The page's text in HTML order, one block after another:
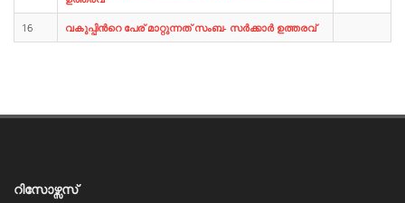
16 വകുപ്പിന്‍റെ പേര് മാറ്റുന്നത് സംബ- സര്‍ക്കാര്‍ ഉത്തരവ്
റിസോഴ്സസ്‌